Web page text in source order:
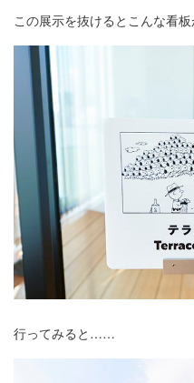
この展示を抜けるとこんな看
行ってみると……